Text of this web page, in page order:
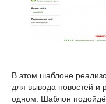
В этом шаблоне
для вывода новостей и
одном. Шаблон